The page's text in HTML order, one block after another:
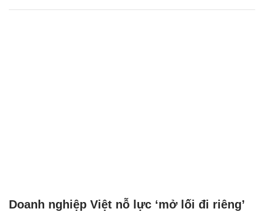
Doanh nghiệp Việt nỗ lực ‘mở lối đi riêng’